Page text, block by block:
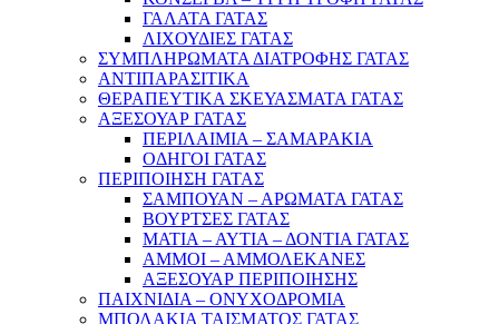
ΓΑΛΑΤΑ ΓΑΤΑΣ
ΛΙΧΟΥΔΙΕΣ ΓΑΤΑΣ
ΣΥΜΠΛΗΡΩΜΑΤΑ ΔΙΑΤΡΟΦΗΣ ΓΑΤΑΣ
ΑΝΤΙΠΑΡΑΣΙΤΙΚΑ
ΘΕΡΑΠΕΥΤΙΚΑ ΣΚΕΥΑΣΜΑΤΑ ΓΑΤΑΣ
ΑΞΕΣΟΥΑΡ ΓΑΤΑΣ
ΠΕΡΙΛΑΙΜΙΑ – ΣΑΜΑΡΑΚΙΑ
ΟΔΗΓΟΙ ΓΑΤΑΣ
ΠΕΡΙΠΟΙΗΣΗ ΓΑΤΑΣ
ΣΑΜΠΟΥΑΝ – ΑΡΩΜΑΤΑ ΓΑΤΑΣ
ΒΟΥΡΤΣΕΣ ΓΑΤΑΣ
ΜΑΤΙΑ – ΑΥΤΙΑ – ΔΟΝΤΙΑ ΓΑΤΑΣ
ΑΜΜΟΙ – ΑΜΜΟΛΕΚΑΝΕΣ
ΑΞΕΣΟΥΑΡ ΠΕΡΙΠΟΙΗΣΗΣ
ΠΑΙΧΝΙΔΙΑ – ΟΝΥΧΟΔΡΟΜΙΑ
ΜΠΟΛΑΚΙΑ ΤΑΙΣΜΑΤΟΣ ΓΑΤΑΣ